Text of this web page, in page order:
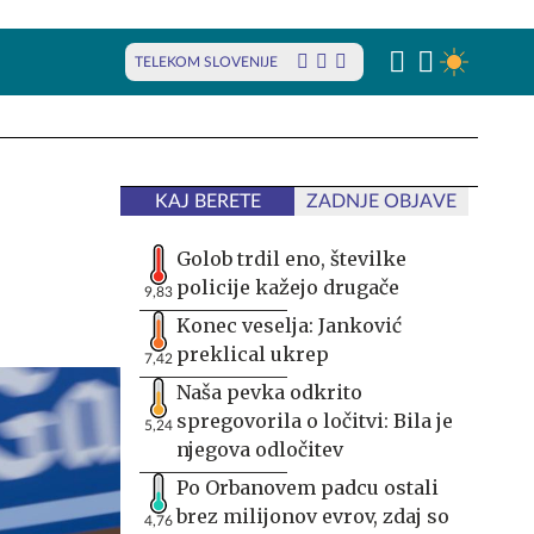
TELEKOM SLOVENIJE
KAJ BERETE ZADNJE OBJAVE
9,83
Golob trdil eno, številke
policije kažejo drugače
7,42
Konec veselja: Janković
preklical ukrep
5,24
Naša pevka odkrito
spregovorila o ločitvi: Bila je
njegova odločitev
4,76
Po Orbanovem padcu ostali
brez milijonov evrov, zdaj so